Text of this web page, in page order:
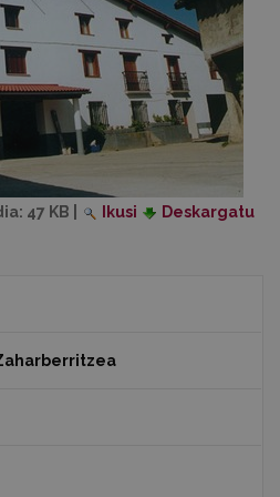
47 KB Ikusi Deskargatu